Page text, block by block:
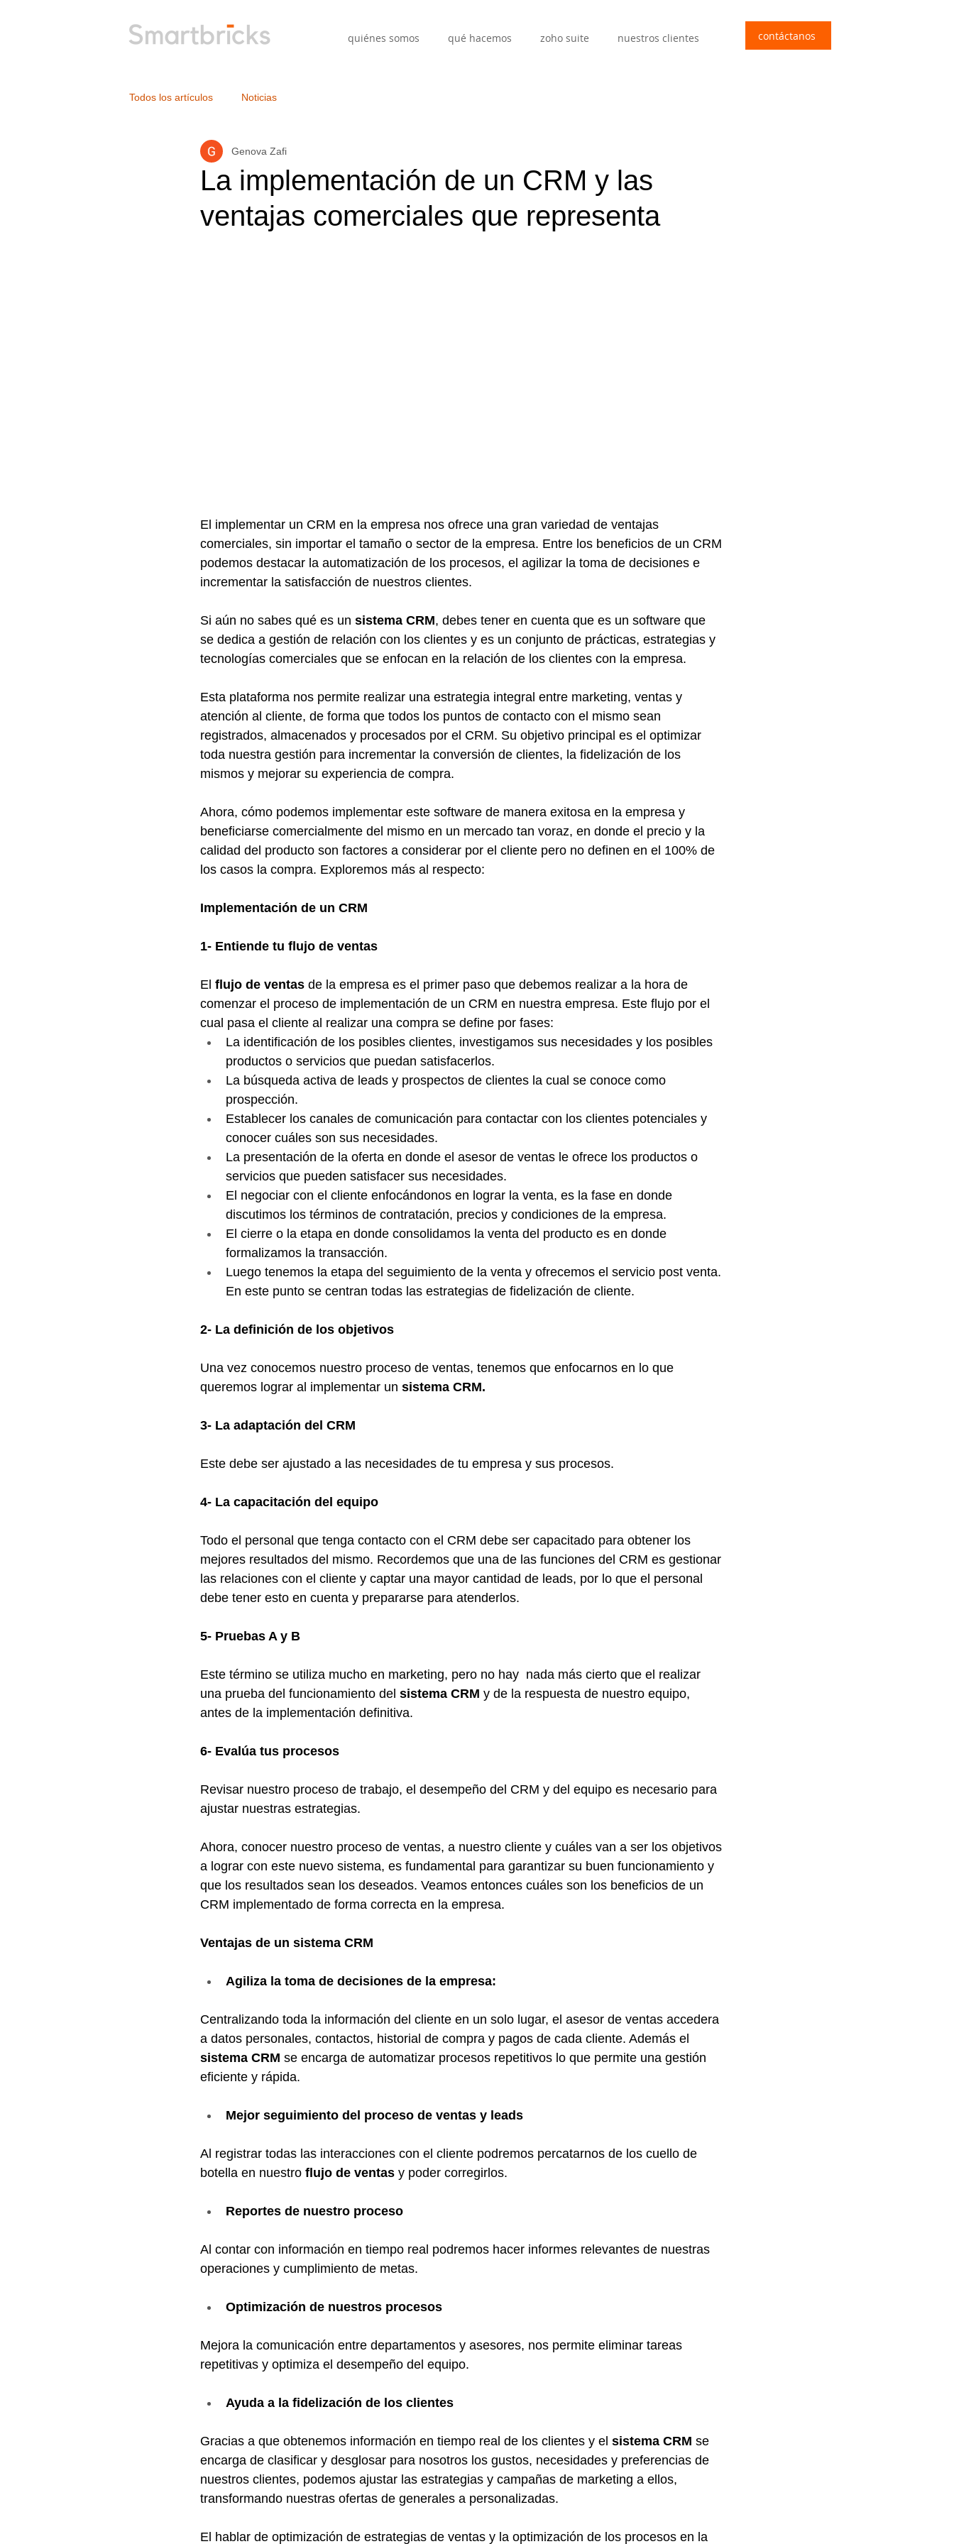
quiénes somos qué hacemos zoho suite nuestros clientes contáctanos
Todos los artículos Noticias
La implementación de un CRM y las
ventajas comerciales que representa
Genova Zafi
El implementar un CRM en la empresa nos ofrece una gran variedad de ventajas
comerciales, sin importar el tamaño o sector de la empresa. Entre los beneficios de un CRM
podemos destacar la automatización de los procesos, el agilizar la toma de decisiones e
incrementar la satisfacción de nuestros clientes.
Si aún no sabes qué es un sistema CRM, debes tener en cuenta que es un software que
se dedica a gestión de relación con los clientes y es un conjunto de prácticas, estrategias y
tecnologías comerciales que se enfocan en la relación de los clientes con la empresa.
Esta plataforma nos permite realizar una estrategia integral entre marketing, ventas y
atención al cliente, de forma que todos los puntos de contacto con el mismo sean
registrados, almacenados y procesados por el CRM. Su objetivo principal es el optimizar
toda nuestra gestión para incrementar la conversión de clientes, la fidelización de los
mismos y mejorar su experiencia de compra.
Ahora, cómo podemos implementar este software de manera exitosa en la empresa y
beneficiarse comercialmente del mismo en un mercado tan voraz, en donde el precio y la
calidad del producto son factores a considerar por el cliente pero no definen en el 100% de
los casos la compra. Exploremos más al respecto:
Implementación de un CRM
1- Entiende tu flujo de ventas
El flujo de ventas de la empresa es el primer paso que debemos realizar a la hora de
comenzar el proceso de implementación de un CRM en nuestra empresa. Este flujo por el
cual pasa el cliente al realizar una compra se define por fases:
La identificación de los posibles clientes, investigamos sus necesidades y los posibles
productos o servicios que puedan satisfacerlos.
La búsqueda activa de leads y prospectos de clientes la cual se conoce como
prospección.
Establecer los canales de comunicación para contactar con los clientes potenciales y
conocer cuáles son sus necesidades.
La presentación de la oferta en donde el asesor de ventas le ofrece los productos o
servicios que pueden satisfacer sus necesidades.
El negociar con el cliente enfocándonos en lograr la venta, es la fase en donde
discutimos los términos de contratación, precios y condiciones de la empresa.
El cierre o la etapa en donde consolidamos la venta del producto es en donde
formalizamos la transacción.
Luego tenemos la etapa del seguimiento de la venta y ofrecemos el servicio post venta.
En este punto se centran todas las estrategias de fidelización de cliente.
2- La definición de los objetivos
Una vez conocemos nuestro proceso de ventas, tenemos que enfocarnos en lo que
queremos lograr al implementar un sistema CRM.
3- La adaptación del CRM
Este debe ser ajustado a las necesidades de tu empresa y sus procesos.
4- La capacitación del equipo
Todo el personal que tenga contacto con el CRM debe ser capacitado para obtener los
mejores resultados del mismo. Recordemos que una de las funciones del CRM es gestionar
las relaciones con el cliente y captar una mayor cantidad de leads, por lo que el personal
debe tener esto en cuenta y prepararse para atenderlos.
5- Pruebas A y B
Este término se utiliza mucho en marketing, pero no hay  nada más cierto que el realizar
una prueba del funcionamiento del sistema CRM y de la respuesta de nuestro equipo,
antes de la implementación definitiva.
6- Evalúa tus procesos
Revisar nuestro proceso de trabajo, el desempeño del CRM y del equipo es necesario para
ajustar nuestras estrategias.
Ahora, conocer nuestro proceso de ventas, a nuestro cliente y cuáles van a ser los objetivos
a lograr con este nuevo sistema, es fundamental para garantizar su buen funcionamiento y
que los resultados sean los deseados. Veamos entonces cuáles son los beneficios de un
CRM implementado de forma correcta en la empresa.
Ventajas de un sistema CRM
Agiliza la toma de decisiones de la empresa:
Centralizando toda la información del cliente en un solo lugar, el asesor de ventas accedera
a datos personales, contactos, historial de compra y pagos de cada cliente. Además el
sistema CRM se encarga de automatizar procesos repetitivos lo que permite una gestión
eficiente y rápida.
Mejor seguimiento del proceso de ventas y leads
Al registrar todas las interacciones con el cliente podremos percatarnos de los cuello de
botella en nuestro flujo de ventas y poder corregirlos.
Reportes de nuestro proceso
Al contar con información en tiempo real podremos hacer informes relevantes de nuestras
operaciones y cumplimiento de metas.
Optimización de nuestros procesos
Mejora la comunicación entre departamentos y asesores, nos permite eliminar tareas
repetitivas y optimiza el desempeño del equipo.
Ayuda a la fidelización de los clientes
Gracias a que obtenemos información en tiempo real de los clientes y el sistema CRM se
encarga de clasificar y desglosar para nosotros los gustos, necesidades y preferencias de
nuestros clientes, podemos ajustar las estrategias y campañas de marketing a ellos,
transformando nuestras ofertas de generales a personalizadas.
El hablar de optimización de estrategias de ventas y la optimización de los procesos en la